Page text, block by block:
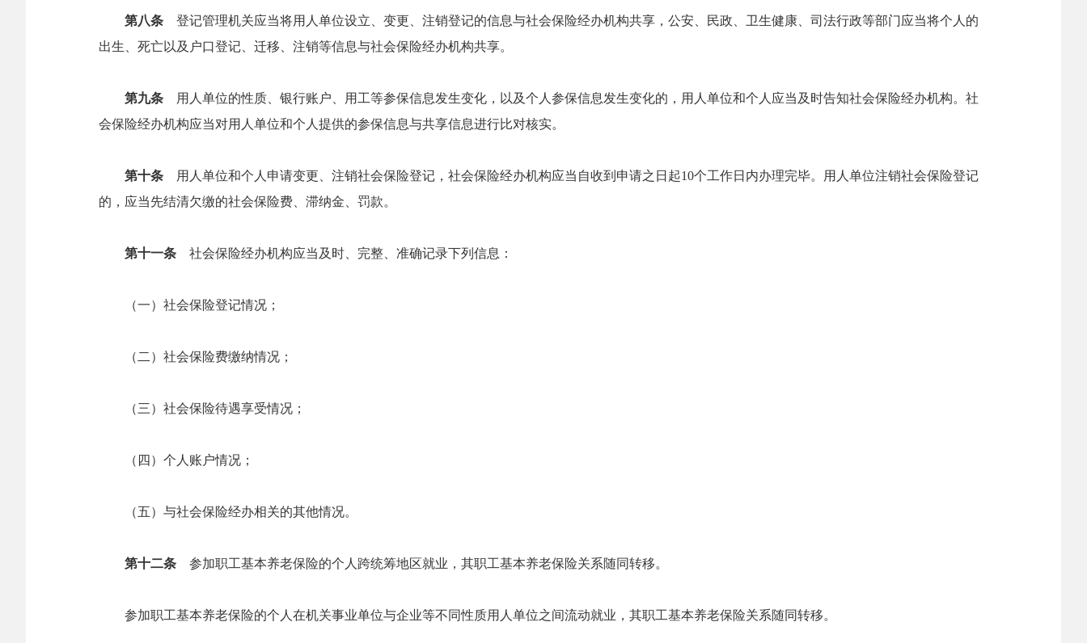
第八条 登记管理机关应当将用人单位设立、变更、注销登记的信息与社会保险经办机构共享，公安、民政、卫生健康、司法行政等部门应当将个人的
出生、死亡以及户口登记、迁移、注销等信息与社会保险经办机构共享。
第九条 用人单位的性质、银行账户、用工等参保信息发生变化，以及个人参保信息发生变化的，用人单位和个人应当及时告知社会保险经办机构。社
会保险经办机构应当对用人单位和个人提供的参保信息与共享信息进行比对核实。
第十条 用人单位和个人申请变更、注销社会保险登记，社会保险经办机构应当自收到申请之日起10个工作日内办理完毕。用人单位注销社会保险登记
的，应当先结清欠缴的社会保险费、滞纳金、罚款。
第十一条 社会保险经办机构应当及时、完整、准确记录下列信息：
（一）社会保险登记情况；
（二）社会保险费缴纳情况；
（三）社会保险待遇享受情况；
（四）个人账户情况；
（五）与社会保险经办相关的其他情况。
第十二条 参加职工基本养老保险的个人跨统筹地区就业，其职工基本养老保险关系随同转移。
参加职工基本养老保险的个人在机关事业单位与企业等不同性质用人单位之间流动就业，其职工基本养老保险关系随同转移。